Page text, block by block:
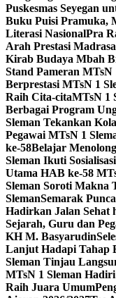
Puskesmas Seyegan
Buku Puisi Pramuka,
Literasi NasionalPra
Arah Prestasi
Kirab Budaya Mbah
Stand Pameran MTsN
Berprestasi MTsN 1
Raih Cita-citaMTsN 1
Berbagai Program
Sleman Tekankan
Pegawai MTsN 1
ke-58Belajar
Sleman Ikuti
Utama HAB ke-58
Sleman Soroti Makna
SlemanSemarak
Hadirkan Jalan Sehat
Sejarah, Guru dan
KH M. Basyarudin
Lanjut Hadapi Tahap
Sleman Tinjau
MTsN 1 Sleman
Raih Juara Umum